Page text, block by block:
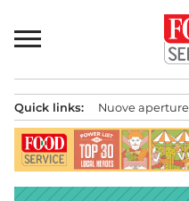
al
contenuto
principale
Quick links: Nuove aperture